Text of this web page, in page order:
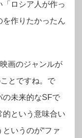
ロシア人が作っ
を作りたかったん
画のジャンルが
とですね。で
の未来的なSFで
的という意味合い
いうのが“ファ